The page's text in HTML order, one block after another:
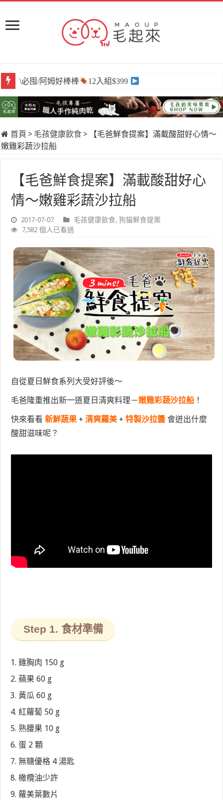
\必囤/阿姆好棒棒 12入組$399
\獨家/原肉嫩鮮食 任選買6送3
首頁 > 毛孩健康飲食 >
【毛爸鮮食提案】滿載酸甜好心情～
嫩雞彩蔬沙拉船
【毛爸鮮食提案】滿載酸甜好心
情～嫩雞彩蔬沙拉船
2017-07-07 毛孩健康飲食,狗貓鮮食提案
7,582 個人已看過
自從夏日鮮食系列大受好評後～
毛爸隆重推出新一道夏日清爽料理－嫩雞彩蔬沙拉船 ！
快來看看新鮮蔬果 +清爽蘿美 +特製沙拉醬會迸出什麼
酸甜滋味呢？
Step 1. 食材準備
雞胸肉 150 g
蘋果 60 g
黃瓜 60 g
紅蘿蔔 50 g
熟腰果 10 g
蛋 2 顆
無糖優格 4 湯匙
橄欖油少許
蘿美葉數片